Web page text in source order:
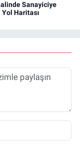
Sanayiciye
Haritası